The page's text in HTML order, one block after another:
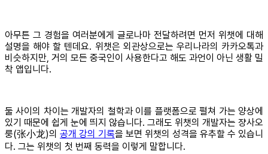
아무튼 그 경험을 여러분에게 글로나마 전달하려면 먼저 위챗에 대해
설명을 해야 할 텐데요. 위챗은 외관상으로는 우리나라의 카카오톡과
비슷하지만, 거의 모든 중국인이 사용한다고 해도 과언이 아닌 생활 밀
착 앱입니다.
둘 사이의 차이는 개발자의 철학과 이를 플랫폼으로 펼쳐 가는 양상에
있기 때문에 쉽게 눈에 띄지 않습니다. 그래도 위챗의 개발자는 쟝사오
룽(张小龙)의 공개 강의 기록을 보면 위챗의 성격을 유추할 수 있습니
다. 그는 위챗의 첫 번째 동력을 이렇게 말합니다.